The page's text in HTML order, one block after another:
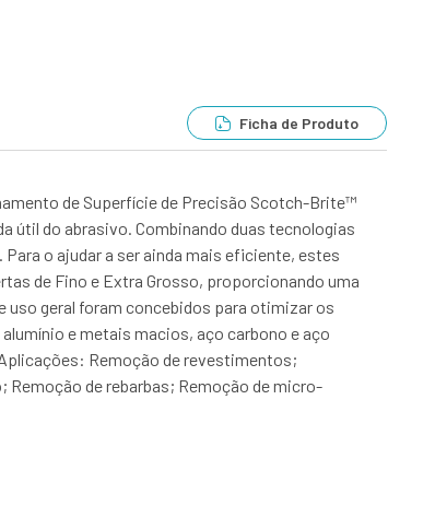
Ficha de Produto
de Superfície de Precisão Scotch-Brite™
útil do abrasivo. Combinando duas tecnologias
o ajudar a ser ainda mais eficiente, estes
de Fino e Extra Grosso, proporcionando uma
uso geral foram concebidos para otimizar os
e metais macios, aço carbono e aço
Remoção de revestimentos;
de rebarbas; Remoção de micro-